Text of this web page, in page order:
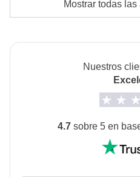
Transportes
Info sobre
Ver todos los detalles
Mostrar todas
Nuestros
4.7 sobre 5 en